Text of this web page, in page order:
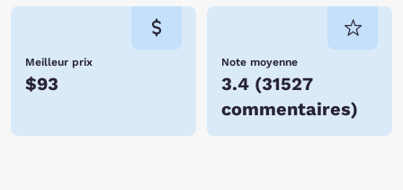
Meilleur prix
$93
Note moyenne
3.4 (31527
commentaires)